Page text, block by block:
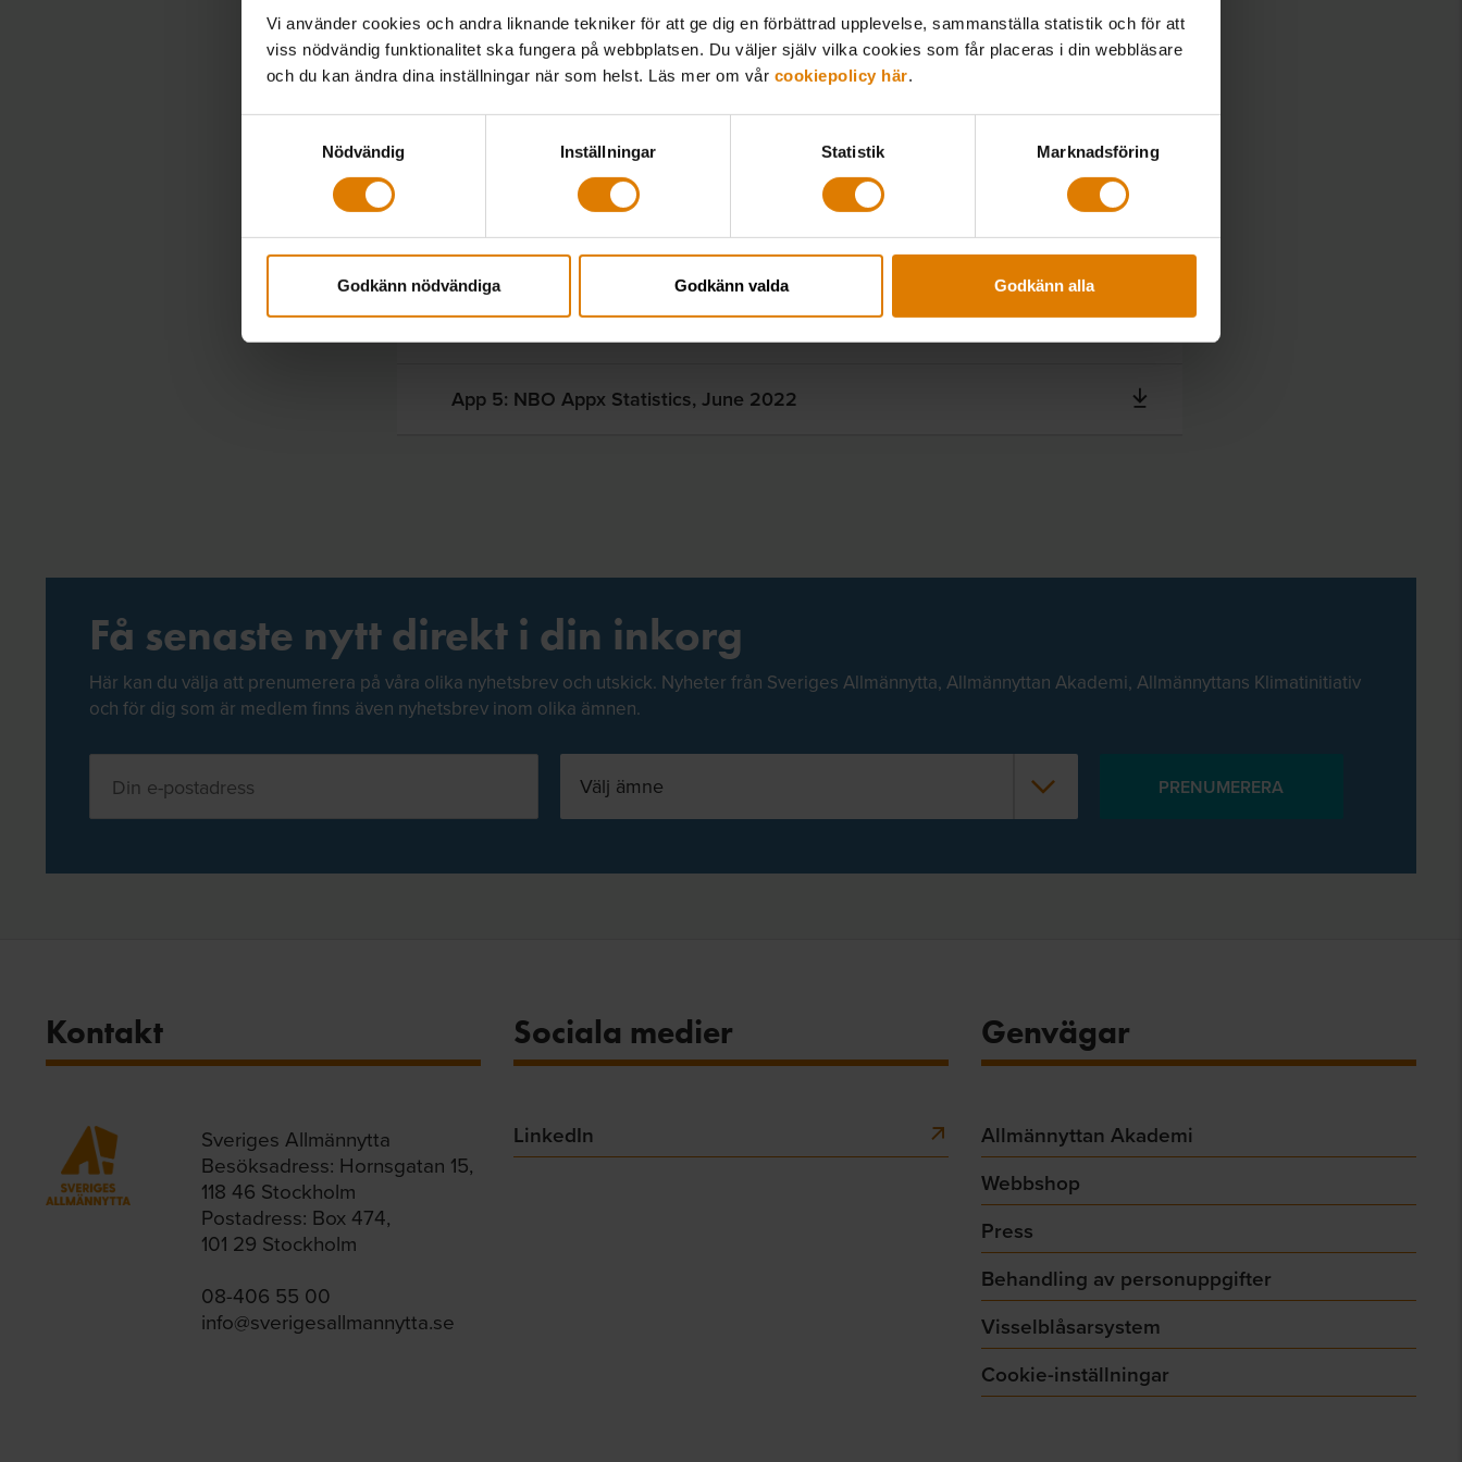
Vi använder cookies och andra liknande tekniker för att ge dig en förbättrad upplevelse, sammanställa statistik och för att
viss nödvändig funktionalitet ska fungera på webbplatsen. Du väljer själv vilka cookies som får placeras i din webbläsare
och du kan ändra dina inställningar när som helst. Läs mer om vår cookiepolicy här.
Nödvändig
Inställningar Statistik Marknadsföring
Godkänn nödvändiga Godkänn valda Godkänn alla
LÄNKAR OCH DOKUMENT
Housing in rural areas
NBO Conference, 8–9 September 2022
App 3: Grow Camp, 18–19 May 2022
App 5: NBO Appx Statistics, June 2022
Få senaste nytt direkt i din inkorg
Här kan du välja att prenumerera på våra olika nyhetsbrev och utskick. Nyheter från Sveriges Allmännytta, Allmännyttan Akademi, Allmännyttans Klimatinitiativ
och för dig som är medlem finns även nyhetsbrev inom olika ämnen.
Välj ämne
Kontakt
Sveriges Allmännytta
Besöksadress: Hornsgatan 15,
118 46 Stockholm
Postadress: Box 474,
101 29 Stockholm
08-406 55 00
info@sverigesallmannytta.se
Sociala medier
LinkedIn
Genvägar
Allmännyttan Akademi
Webbshop
Press
Behandling av personuppgifter
Visselblåsarsystem
Cookie-inställningar